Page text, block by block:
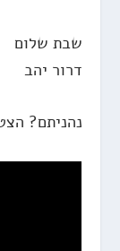
שבת שלום
דרור יהב
נהניתם?